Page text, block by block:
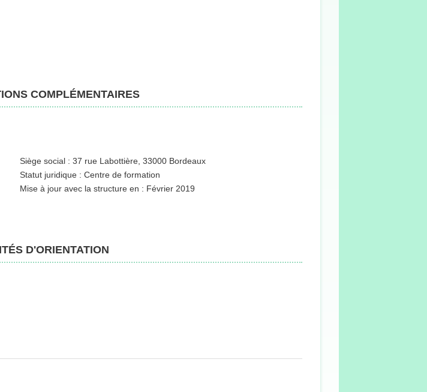
COMPLÉMENTAIRES
Siège social : 37 rue Labottière, 33000 Bordeaux
Statut juridique : Centre de formation
Mise à jour avec la structure en : Février 2019
D'ORIENTATION